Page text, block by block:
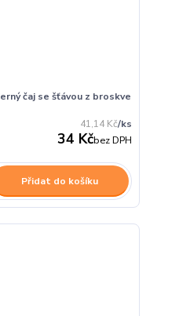
čaj se šťávou z broskve
41,14 Kč/ks
34 Kčbez DPH
Přidat do košíku